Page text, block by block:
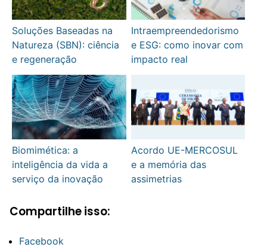
Soluções Baseadas na
Natureza (SBN): ciência
e regeneração
Intraempreendedorismo
e ESG: como inovar com
impacto real
Biomimética: a
inteligência da vida a
serviço da inovação
Acordo UE-MERCOSUL
e a memória das
assimetrias
Compartilhe isso:
Facebook